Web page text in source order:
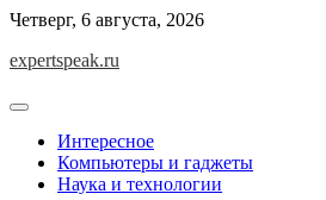
Skip
content
Четверг, 6 августа, 2026
expertspeak.ru
Интересное
Компьютеры и гаджеты
Наука и технологии